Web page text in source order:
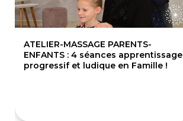
ATELIER-MASSAGE PARENTS-
ENFANTS : 4 séances apprentissage
progressif et ludique en Famille !